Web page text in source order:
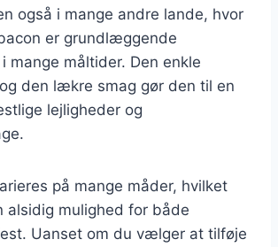
også i mange andre lande, hvor
er grundlæggende
mange måltider. Den enkle
den lækre smag gør den til en
lejligheder og
på mange måder, hvilket
alsidig mulighed for både
Uanset om du vælger at tilføje